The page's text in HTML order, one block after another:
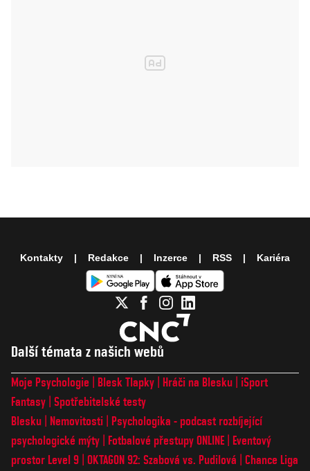
Další témata z našich webů
Moje Psychologie Blesk Tlapky Hráči na Blesku
iSport
Fantasy Spotřebitelské testy
Blesku
Nemovitosti
Psychologika - podcast rozbíjející
psychologické mýty
Fotbalové přestupy ONLINE
Eventový
prostor Level 9 OKTAGON 92: Szabová vs. Pudilová
Chance Liga
Kontakty Redakce Inzerce RSS Kariéra